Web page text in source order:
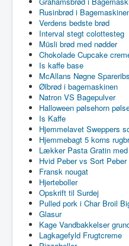
Rusinbrød i
Verdens bedste brød
Interval stegt colottesteg
Müsli brød med nødder
Chokolade Cupcake
Is kaffe base
McAllans Nøgne Spareribs
Ølbrød i bagemaskinen
Natron VS Bagepulver
Halloween pølsehorn
Is Kaffe
Hjemmelavet Sweppers
Hjemmebagt 5 korns
Lækker Pasta Gratin med
Hvid Peber vs Sort Peber
Fransk nougat
Hjerteboller
Opskrift til Surdej
Pulled pork i Char Broil
Glasur
Kage Vandbakkelser
Lagkagefyld Frugtcreme